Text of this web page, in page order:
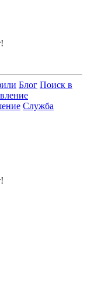
Блог Поиск в
Служба